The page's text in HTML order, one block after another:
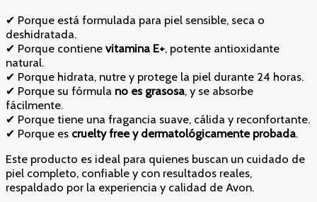
✔ Porque está formulada para piel sensible, seca o
deshidratada.
✔ Porque contiene vitamina E+, potente antioxidante
natural.
✔ Porque hidrata, nutre y protege la piel durante 24 horas.
✔ Porque su fórmula no es grasosa, y se absorbe
fácilmente.
✔ Porque tiene una fragancia suave, cálida y reconfortante.
✔ Porque es cruelty free y dermatológicamente probada.
Este producto es ideal para quienes buscan un cuidado de
piel completo, confiable y con resultados reales,
respaldado por la experiencia y calidad de Avon.